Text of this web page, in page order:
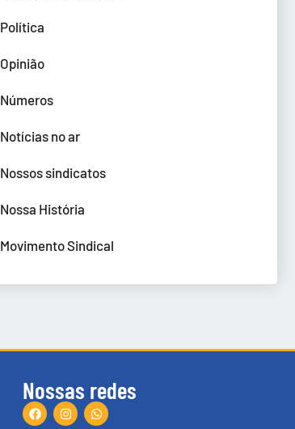
Política
Opinião
Números
Notícias no ar
Nossos sindicatos
Nossa História
Movimento Sindical
Nossas redes